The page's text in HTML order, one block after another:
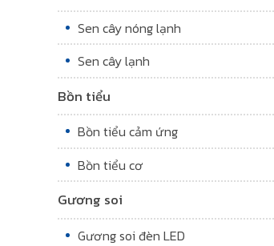
Sen cây nóng lạnh
Sen cây lạnh
Bồn tiểu
Bồn tiểu cảm ứng
Bồn tiểu cơ
Gương soi
Gương soi đèn LED